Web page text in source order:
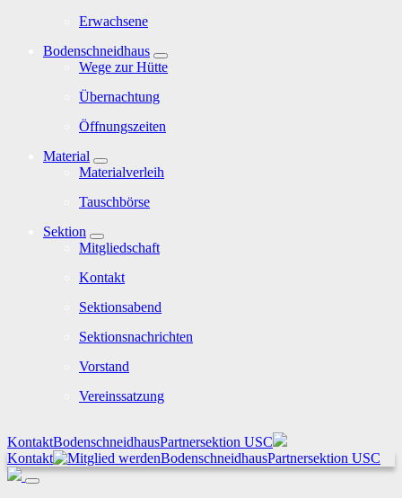
Erwachsene
Bodenschneidhaus
Wege zur Hütte
Übernachtung
Öffnungszeiten
Material
Materialverleih
Tauschbörse
Sektion
Mitgliedschaft
Kontakt
Sektionsabend
Sektionsnachrichten
Vorstand
Vereinssatzung
KontaktBodenschneidhausPartnersektion USC
Kontakt
BodenschneidhausPartnersektion USC